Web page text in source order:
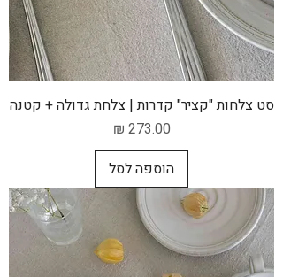
סט צלחות "קציר" קדרות | צלחת גדולה + קטנה
מחיר
הוספה לסל